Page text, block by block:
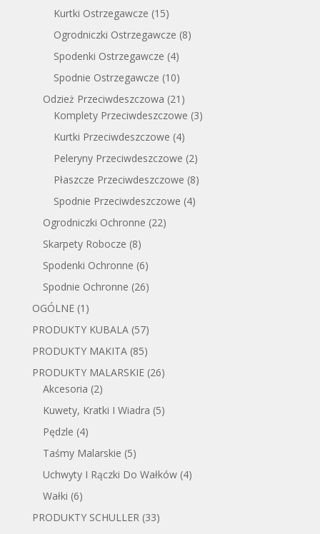
Kurtki Ostrzegawcze (15)
Ogrodniczki Ostrzegawcze (8)
Spodenki Ostrzegawcze (4)
Spodnie Ostrzegawcze (10)
Odzież Przeciwdeszczowa (21)
Komplety Przeciwdeszczowe (3)
Kurtki Przeciwdeszczowe (4)
Peleryny Przeciwdeszczowe (2)
Płaszcze Przeciwdeszczowe (8)
Spodnie Przeciwdeszczowe (4)
Ogrodniczki Ochronne (22)
Skarpety Robocze (8)
Spodenki Ochronne (6)
Spodnie Ochronne (26)
OGÓLNE (1)
PRODUKTY KUBALA (57)
PRODUKTY MAKITA (85)
PRODUKTY MALARSKIE (26)
Akcesoria (2)
Kuwety, Kratki I Wiadra (5)
Pędzle (4)
Taśmy Malarskie (5)
Uchwyty I Rączki Do Wałków (4)
Wałki (6)
PRODUKTY SCHULLER (33)